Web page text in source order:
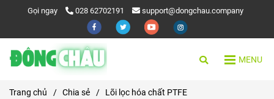
Gọi ngay 028 62702191 support@dongchau.company
MENU
Trang chủ / Chia sẻ / Lõi lọc hóa chất PTFE